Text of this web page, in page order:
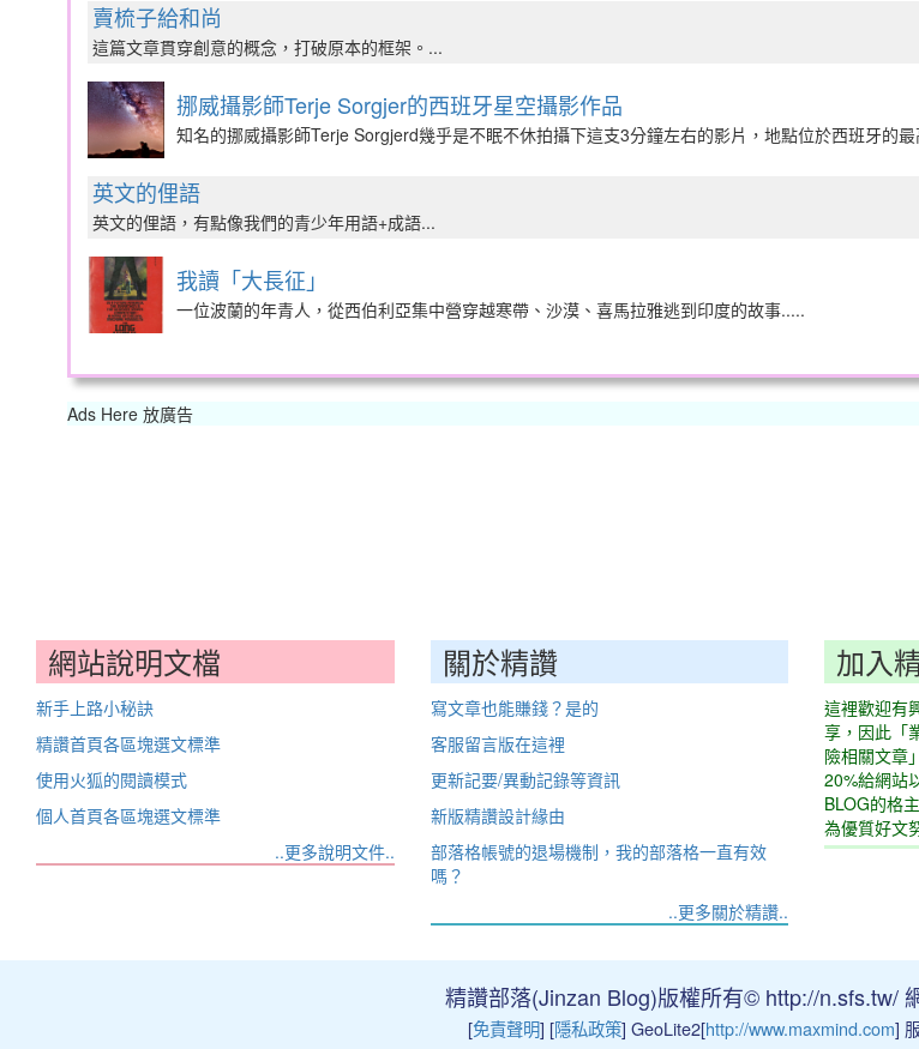
賣梳子給和尚
這篇文章貫穿創意的概念，打破原本的框架。...
挪威攝影師Terje Sorgjer的西班牙星空攝影作品
知名的挪威攝影師Terje Sorgjerd幾乎是不眠不休拍攝下這支3分鐘左右的影片，地點位於西班牙的
英文的俚語
英文的俚語，有點像我們的青少年用語+成語...
我讀「大長征」
一位波蘭的年青人，從西伯利亞集中營穿越寒帶、沙漠、喜馬拉雅逃到印度的故事.....
Ads Here 放廣告
網站說明文檔
新手上路小秘訣
精讚首頁各區塊選文標準
使用火狐的閱讀模式
個人首頁各區塊選文標準
..更多說明文件..
關於精讚
寫文章也能賺錢？是的
客服留言版在這裡
更新記要/異動記錄等資訊
新版精讚設計緣由
部落格帳號的退場機制，我的部落格一直有效
嗎？
..更多關於精讚..
加入
這裡歡迎有
享，因此「
險相關文章
20%給網站
BLOG的格
為優質好文
精讚部落(Jinzan Blog)版權所有© http://n.sfs.tw/
[免責聲明] [隱私政策] GeoLite2[http://www.maxmind.com]